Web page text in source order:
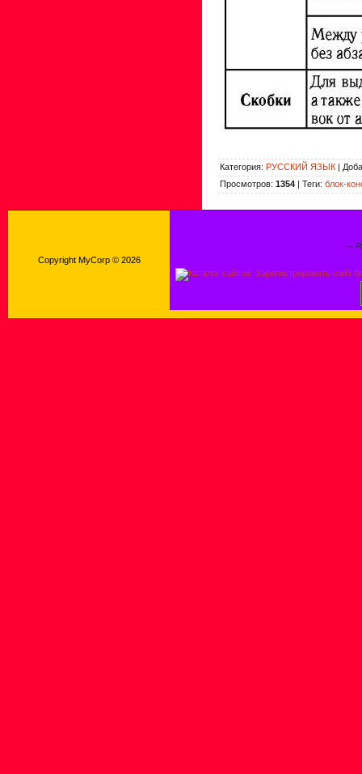
Категория: РУССКИЙ ЯЗЫК |
Просмотров: 1354 | Теги: блок-
Copyright MyCorp © 2026
!--